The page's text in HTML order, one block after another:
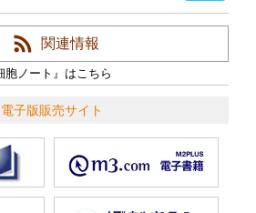
関連情報
ノート』はこちら
電子版販売サイト